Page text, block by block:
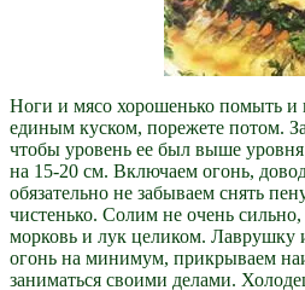
Ноги и мясо хорошенько помыть
единым куском, порежете потом.
чтобы уровень ее был выше
на 15-20 см. Включаем огонь,
обязательно не забываем снять
чистенько. Солим не очень
морковь и лук целиком. Лаврушку
огонь на минимум, прикрываем
заниматься своими делами.